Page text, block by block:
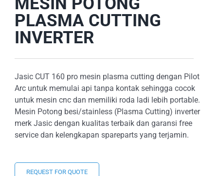
PLASMA CUTTING
INVERTER
Jasic CUT 160 pro mesin plasma cutting dengan Pilot
Arc untuk memulai api tanpa kontak sehingga cocok
untuk mesin cnc dan memiliki roda ladi lebih portable.
Mesin Potong besi/stainless (Plasma Cutting) inverter
merk Jasic dengan kualitas terbaik dan garansi free
service dan kelengkapan spareparts yang terjamin.
REQUEST FOR QUOTE